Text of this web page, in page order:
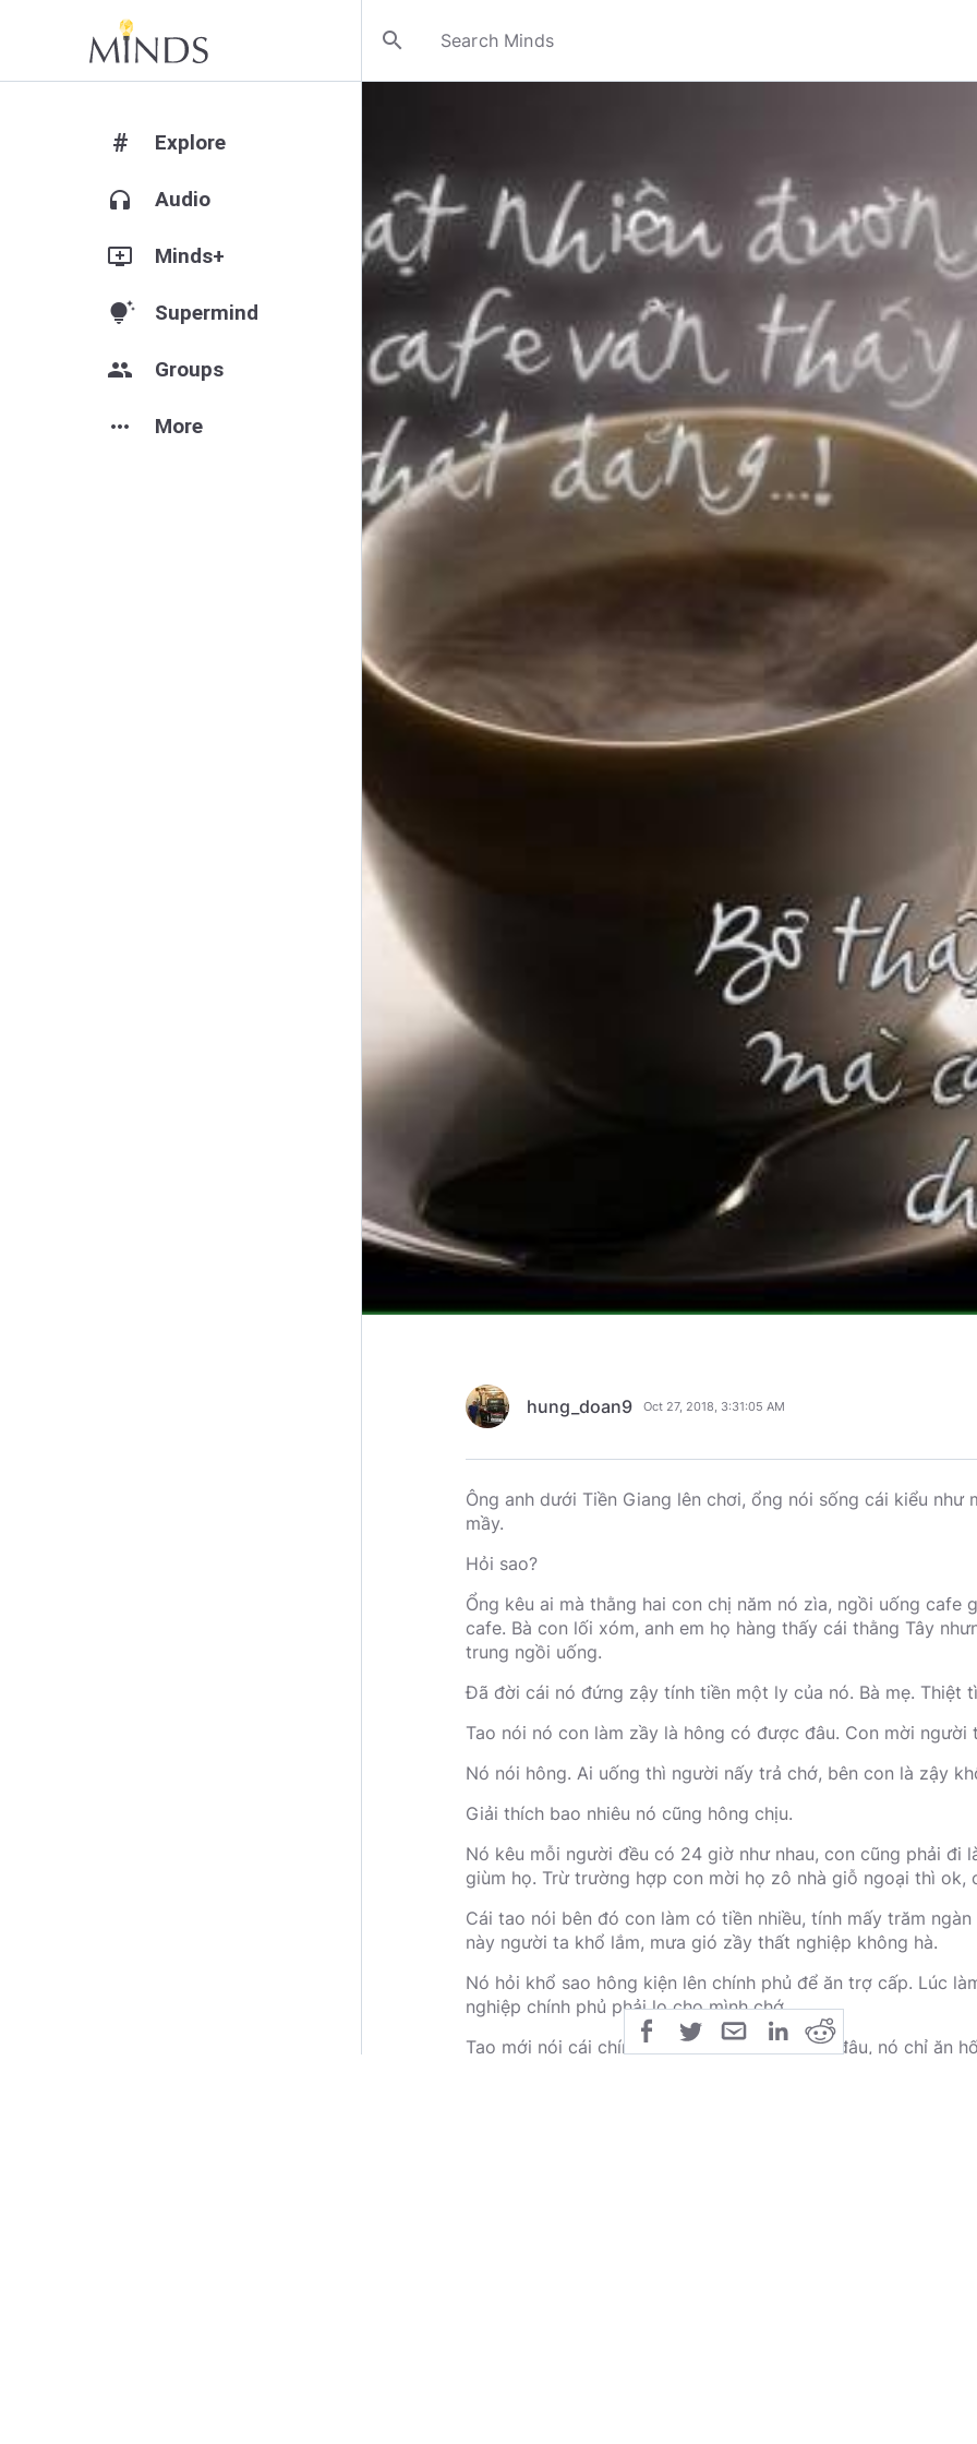
search
# Explore
headphones Audio
add_to_queue Minds+
tips_and_updates Supermind
group Groups
more_horiz More
hung_doan9 Oct 27, 2018, 3:31:05 AM
Ông anh dưới Tiền Giang lên chơi, ổng nói sống cái kiểu như
mầy.
Hỏi sao?
Ổng kêu ai mà thằng hai con chị năm nó zìa, ngồi uống cafe
cafe. Bà con lối xóm, anh em họ hàng thấy cái thằng Tây
trung ngồi uống.
Đã đời cái nó đứng zậy tính tiền một ly của nó. Bà mẹ. Thiệt
Tao nói nó con làm zầy là hông có được đâu. Con mời
Nó nói hông. Ai uống thì người nấy trả chớ, bên con là zậy
Giải thích bao nhiêu nó cũng hông chịu.
Nó kêu mỗi người đều có 24 giờ như nhau, con cũng phải đi
giùm họ. Trừ trường hợp con mời họ zô nhà giỗ ngoại thì ok,
Cái tao nói bên đó con làm có tiền nhiều, tính mấy trăm
này người ta khổ lắm, mưa gió zầy thất nghiệp không hà.
Nó hỏi khổ sao hông kiện lên chính phủ để ăn trợ cấp. Lúc
nghiệp chính phủ phải lo cho mình chớ.
Tao mới nói cái chính phủ này nó hông có lo đâu, nó chỉ ăn